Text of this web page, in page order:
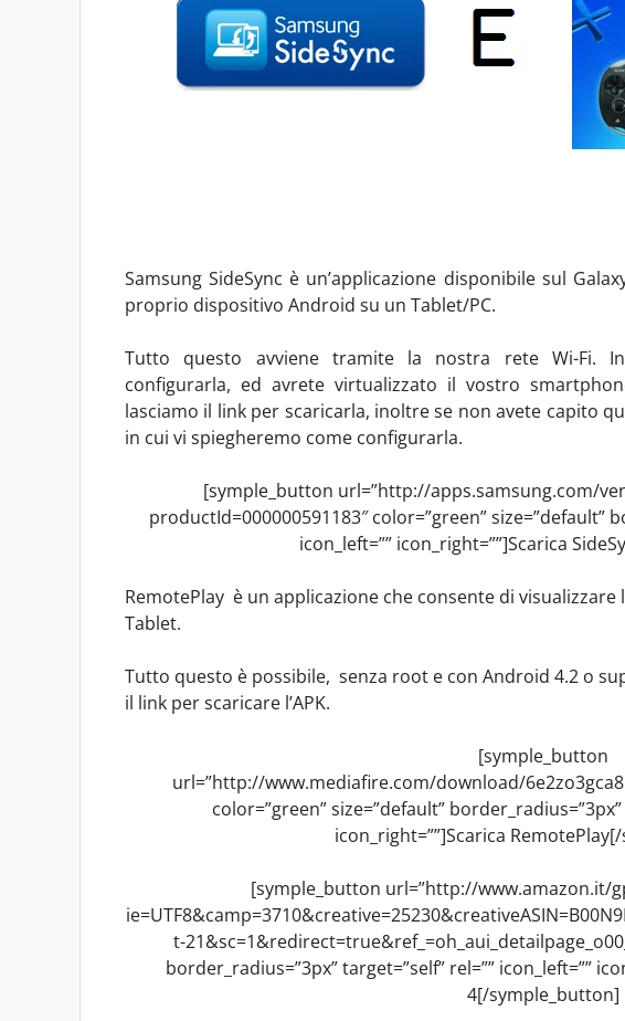
Samsung SideSync è un’applicazione disponibile sul
proprio dispositivo Android su un Tablet/PC.
Tutto questo avviene tramite la nostra rete Wi-Fi.
configurarla, ed avrete virtualizzato il vostro
lasciamo il link per scaricarla, inoltre se non avete capito
in cui vi spiegheremo come configurarla.
[symple_button url=”http://apps.samsung.com/
productId=000000591183″ color=”green” size=”default”
icon_left=”” icon_right=””]Scarica
RemotePlay è un applicazione che consente di visualizzare
Tablet.
Tutto questo è possibile, senza root e con Android 4.2 o
il link per scaricare l’APK.
[symple_button
url=”http://www.mediafire.com/download/
color=”green” size=”default”
icon_right=””]Scarica
[symple_button url=”http://www.amazon.it/
t-
border_radius=”3px” target=”self” rel=”” icon_left=””
4[/symple_button]